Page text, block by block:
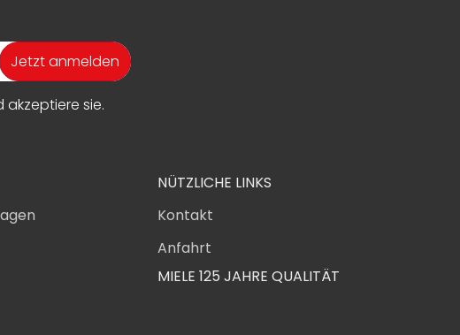
Jetzt anmelden
akzeptiere sie.
NÜTZLICHE LINKS
Kontakt
Anfahrt
MIELE 125 JAHRE QUALITÄT